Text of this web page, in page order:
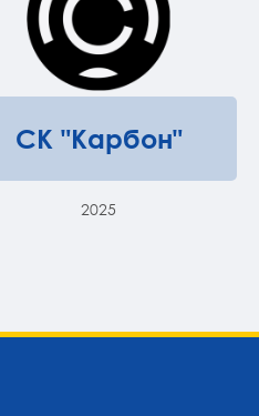
СК "Карбон"
2025